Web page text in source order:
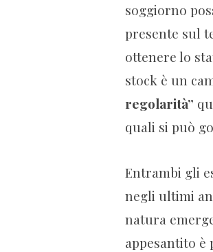
soggiorno
presente sul
ottenere lo
stock è un
regolarità”
quali si può
Entrambi gli
negli ultimi
natura
appesantito è